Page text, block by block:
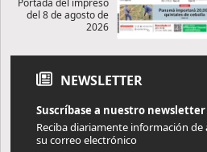
del 8 de agosto de
2026
NEWSLETTER
Suscríbase a nuestro newsletter
Reciba diariamente información
su correo electrónico